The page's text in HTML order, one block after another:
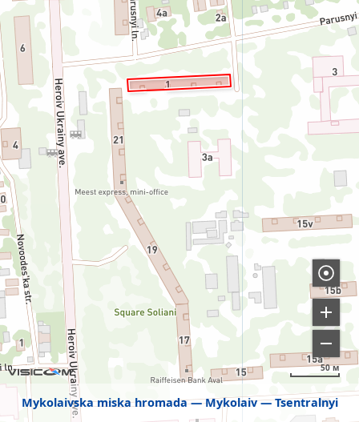
Mykolaivska miska hromada Mykolaiv Tsentralnyi
50 м